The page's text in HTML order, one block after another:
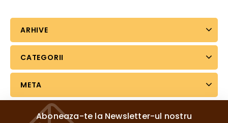
ARHIVE
CATEGORII
META
Aboneaza-te la Newsletter-ul nostru